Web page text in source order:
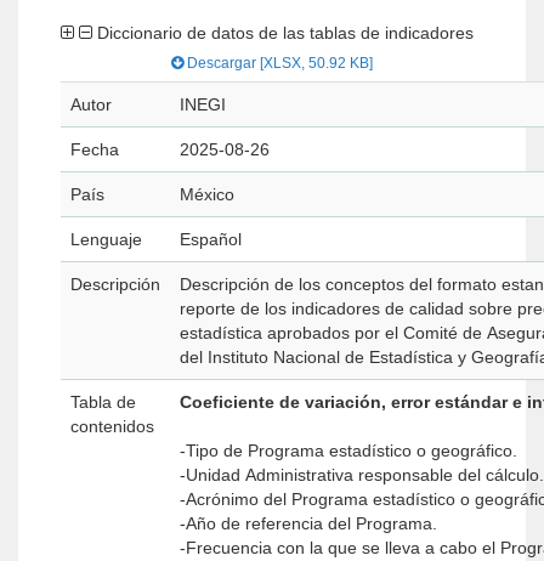
Diccionario de datos de las tablas de indicadores
Descargar [XLSX, 50.92 KB]
Autor INEGI
Fecha 2025-08-26
País México
Lenguaje Español
Descripción
Descripción de los conceptos del formato
reporte de los indicadores de calidad sobre
estadística aprobados por el Comité de
del Instituto Nacional de Estadística y
Tabla de
contenidos
Coeficiente de variación, error estándar e
-Tipo de Programa estadístico o geográfico.
-Unidad Administrativa responsable del cálculo.
-Acrónimo del Programa estadístico o
-Año de referencia del Programa.
-Frecuencia con la que se lleva a cabo el